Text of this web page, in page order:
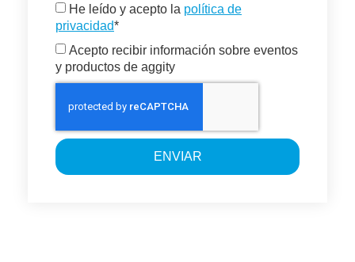
He leído y acepto la política de
privacidad*
Acepto recibir información sobre eventos
y productos de aggity
ENVIAR